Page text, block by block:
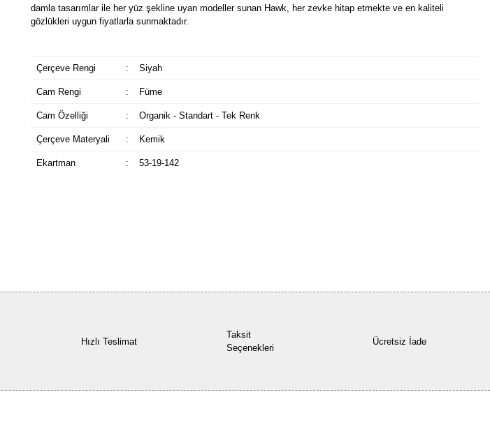
damla tasarımlar ile her yüz şekline uyan modeller sunan Hawk, her zevke hitap etmekte ve en kaliteli
gözlükleri uygun fiyatlarla sunmaktadır.
Çerçeve Rengi : Siyah
Cam Rengi : Füme
Cam Özelliği : Organik - Standart - Tek Renk
Çerçeve Materyali : Kemik
Ekartman : 53-19-142
Hızlı Teslimat
Taksit
Seçenekleri
Ücretsiz İade